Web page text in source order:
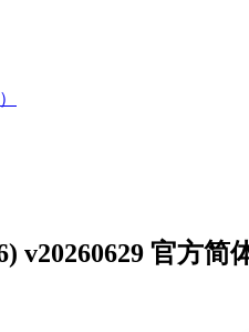
v20260629 官方简